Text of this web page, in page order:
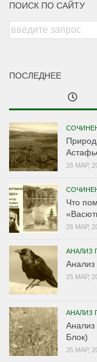
ПОИСК ПО САЙТУ
ПОСЛЕДНЕЕ
26 МАР,
Что
26 МАР,
АНАЛИЗ
Анализ
25 МАР,
АНАЛИЗ
Анализ
Блок)
25 МАР,